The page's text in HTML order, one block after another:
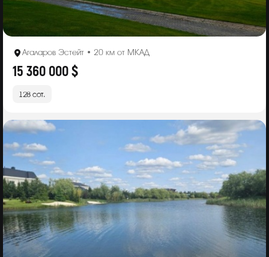
Агаларов Эстейт • 20 км от МКАД
15 360 000 $
128 сот.